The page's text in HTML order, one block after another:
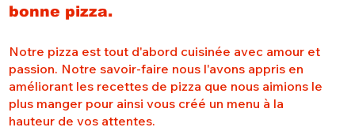
bonne pizza.
Notre pizza est tout d'abord cuisinée avec amour et
passion. Notre savoir-faire nous l'avons appris en
améliorant les recettes de pizza que nous aimions le
plus manger pour ainsi vous créé un menu à la
hauteur de vos attentes.